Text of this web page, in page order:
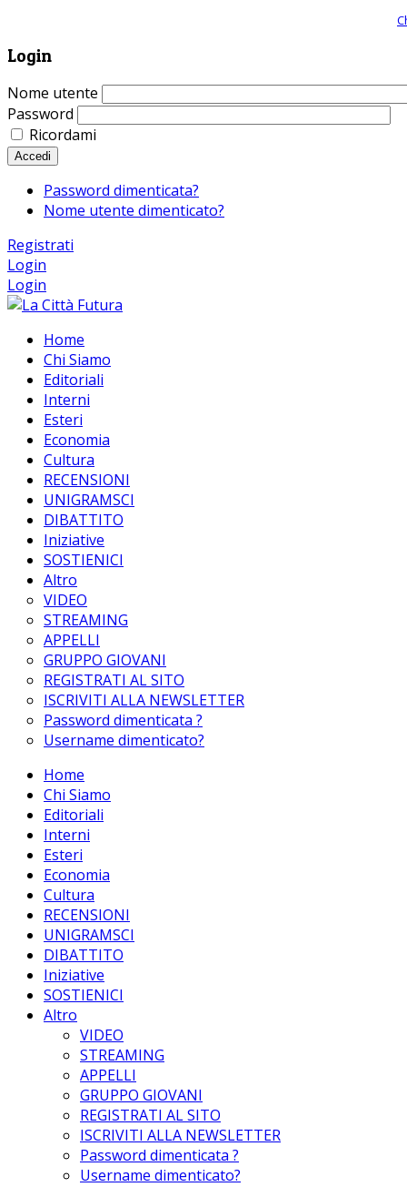
Login
Nome utente
Password
Ricordami
Accedi
Password dimenticata?
Nome utente dimenticato?
Registrati
Login
Login
Home
Chi Siamo
Editoriali
Interni
Esteri
Economia
Cultura
RECENSIONI
UNIGRAMSCI
DIBATTITO
Iniziative
SOSTIENICI
Altro
VIDEO
STREAMING
APPELLI
GRUPPO GIOVANI
REGISTRATI AL SITO
ISCRIVITI ALLA NEWSLETTER
Password dimenticata ?
Username dimenticato?
Home
Chi Siamo
Editoriali
Interni
Esteri
Economia
Cultura
RECENSIONI
UNIGRAMSCI
DIBATTITO
Iniziative
SOSTIENICI
Altro
VIDEO
STREAMING
APPELLI
GRUPPO GIOVANI
REGISTRATI AL SITO
ISCRIVITI ALLA NEWSLETTER
Password dimenticata ?
Username dimenticato?